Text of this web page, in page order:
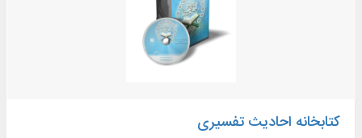
کتابخانه احادیث تفسیری